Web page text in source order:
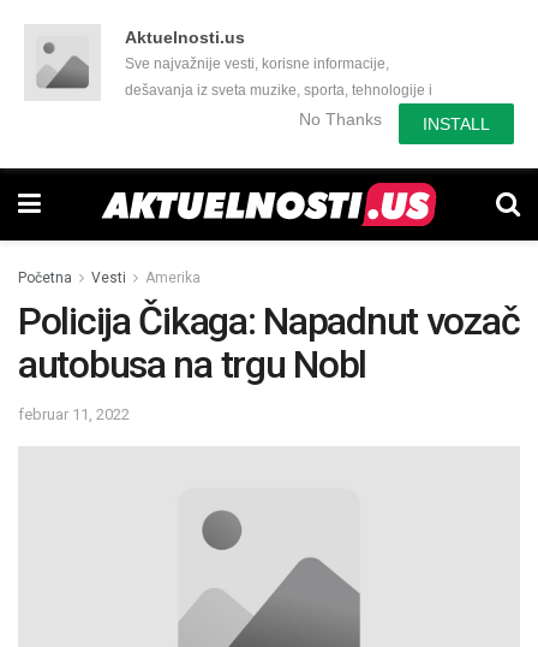
Aktuelnosti.us
Sve najvažnije vesti, korisne informacije,
dešavanja iz sveta muzike, sporta, tehnologije i
još mnogo toga zanimljivog.No Thanks INSTALL
Početna Vesti Amerika
Policija Čikaga: Napadnut vozač
autobusa na trgu Nobl
februar 11, 2022